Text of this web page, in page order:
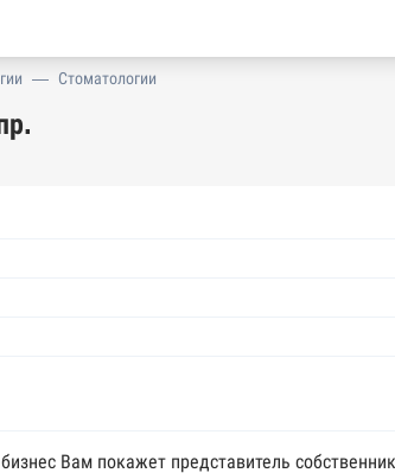
— Стоматологии
Вам покажет представитель